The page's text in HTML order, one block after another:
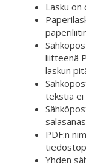
Lasku
liitteenä
laskun
tekstiä ei
PDF:n
Yhden